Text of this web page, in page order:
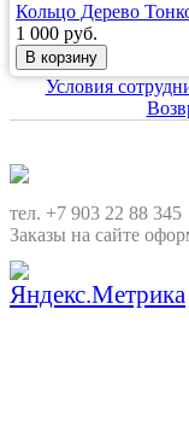
Кольцо Дерево
1 000 руб.
Условия
тел. +7 903 22 88 345
Заказы на сайте